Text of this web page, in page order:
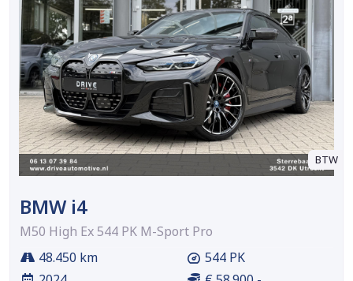
BTW
BMW i4
M50 High Ex 544 PK M-Sport Pro
48.450 km
544 PK